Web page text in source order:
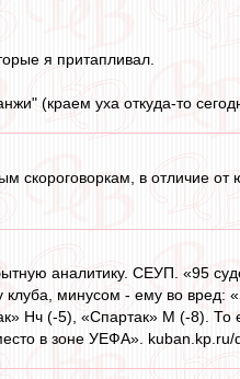
я притапливал.
(краем уха откуда-то
скороговоркам, в отличие от
аналитику. СЕУП. «95
минусом - ему во вред:
Нч (-5), «Спартак» М (-8). То
в зоне УЕФА».